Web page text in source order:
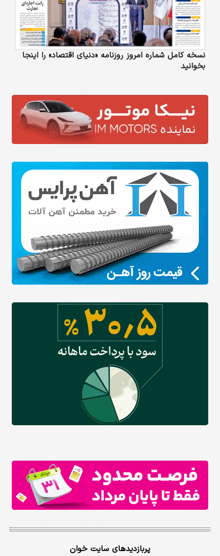
نسخه کامل شماره امروز روزنامه «دنیای‌ اقتصاد» را اینجا
بخوانید
پربازدیدهای سایت خوان